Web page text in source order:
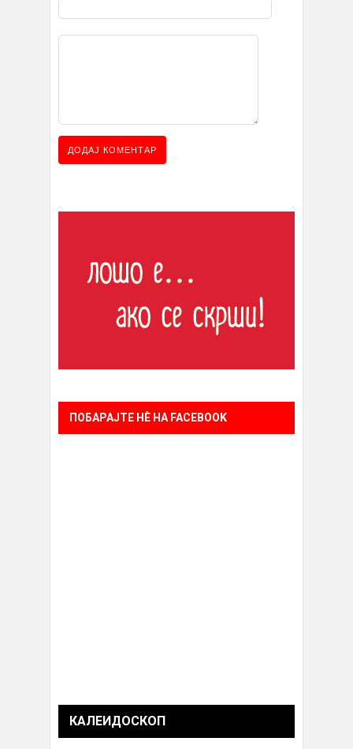
ПОБАРАЈТЕ НÈ НА FACEBOOK
КАЛЕИДОСКОП